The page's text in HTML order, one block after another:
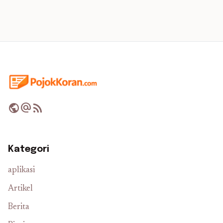
publicalternate_emailrss_feed
Kategori
aplikasi
Artikel
Berita